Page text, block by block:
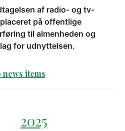
af radio- og tv-
på offentlige
til almenheden og
for udnyttelsen.
news items
2025